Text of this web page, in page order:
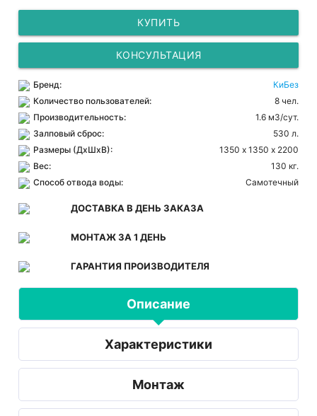
КУПИТЬ
КОНСУЛЬТАЦИЯ
Бренд:
КиБез
Количество пользователей:
8 чел.
Производительность:
1.6 м3/сут.
Залповый сброс:
530 л.
Размеры (ДхШхВ):
1350 х 1350 х 2200
Вес:
130 кг.
Способ отвода воды:
Самотечный
ДОСТАВКА В ДЕНЬ ЗАКАЗА
МОНТАЖ ЗА 1 ДЕНЬ
ГАРАНТИЯ ПРОИЗВОДИТЕЛЯ
Описание
Характеристики
Монтаж